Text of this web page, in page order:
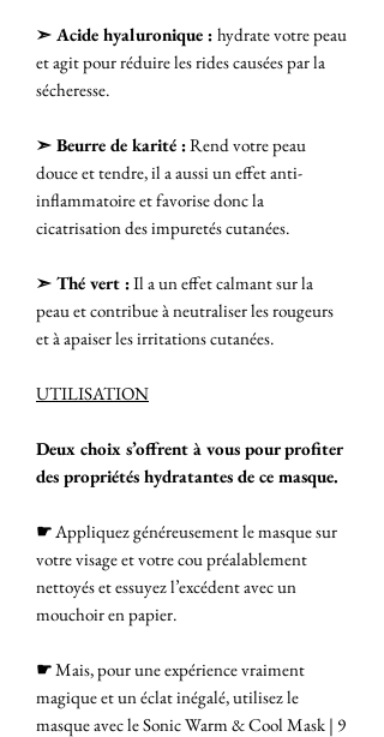
➣ Acide hyaluronique : hydrate votre peau
et agit pour réduire les rides causées par la
sécheresse.
➣ Beurre de karité :Rend votre peau
douce et tendre, il a aussi un effet anti-
inflammatoire et favorise donc la
cicatrisation des impuretés cutanées.
➣ Thé vert :Il a un effet calmant sur la
peau et contribue à neutraliser les rougeurs
et à apaiser les irritations cutanées.
UTILISATION
Deux choix s’offrent à vous pour profiter
des propriétés hydratantes de ce masque.
☛ Appliquez généreusement le masque sur
votre visage et votre cou préalablement
nettoyés et essuyez l’excédent avec un
mouchoir en papier.
☛Mais, pour une expérience vraiment
magique et un éclat inégalé, utilisez le
masque avec le Sonic Warm & Cool Mask | 9